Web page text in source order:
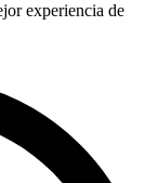
experiencia de